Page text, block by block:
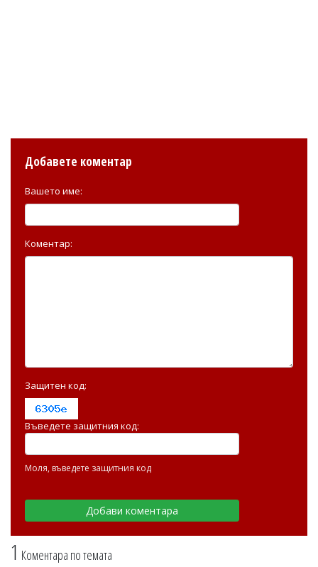
1 Коментара по темата
Добавете коментар
Вашето име:
Коментар:
Защитен код:
Въведете защитния код:
Моля, въведете защитния код